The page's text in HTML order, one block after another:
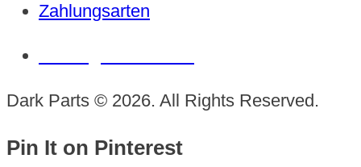
Zahlungsarten
Dark Parts © 2026. All Rights Reserved.
Pin It on Pinterest